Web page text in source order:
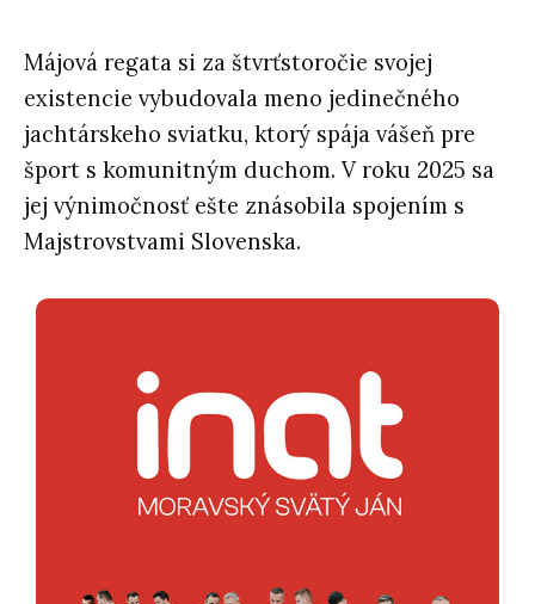
Májová regata si za štvrťstoročie svojej
existencie vybudovala meno jedinečného
jachtárskeho sviatku, ktorý spája vášeň pre
šport s komunitným duchom. V roku 2025 sa
jej výnimočnosť ešte znásobila spojením s
Majstrovstvami Slovenska.